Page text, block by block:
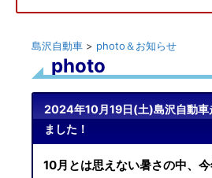
島沢自動車 > photo＆お知らせ
photo
2024年10月19日(土)島沢自動車
ました！
10月とは思えない暑さの中、